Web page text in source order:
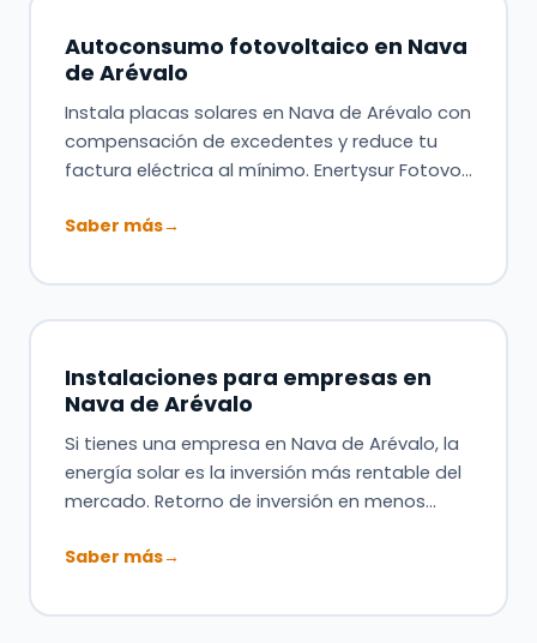
Autoconsumo fotovoltaico en Nava
de Arévalo
Instala placas solares en Nava de Arévalo con
compensación de excedentes y reduce tu
factura eléctrica al mínimo. Enertysur Fotovo…
Saber más→
Instalaciones para empresas en
Nava de Arévalo
Si tienes una empresa en Nava de Arévalo, la
energía solar es la inversión más rentable del
mercado. Retorno de inversión en menos…
Saber más→